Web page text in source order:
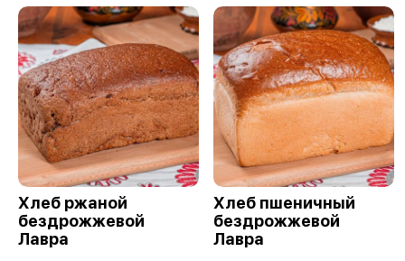
Хлеб ржаной
бездрожжевой
Лавра
Хлеб пшеничный
бездрожжевой
Лавра